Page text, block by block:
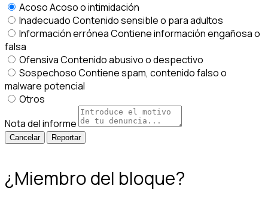
AcosoAcoso o intimidación
InadecuadoContenido sensible o para adultos
Información erróneaContiene información engañosa o
falsa
OfensivaContenido abusivo o despectivo
SospechosoContiene spam, contenido falso o
malware potencial
Otros
Nota del informe
Reportar
¿Miembro del bloque?